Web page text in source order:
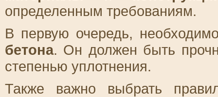
определенным требованиям.
В первую очередь,
бетона. Он должен быть
степенью уплотнения.
Также важно выбрать